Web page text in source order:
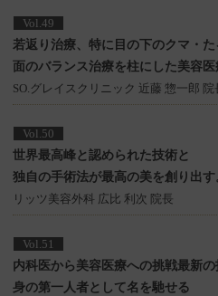
Vol.49
若返り治療、特に目の下のクマ・
面のバランス治療を柱にした美容
SO.グレイスクリニック 近藤 惣一郎 院
Vol.50
世界最高峰と認められた技術と
独自の手術法が最高の美を創り出す
リッツ美容外科 広比 利次 院長
Vol.51
内科医から美容医療への挑戦最新の
身の第一人者として名を馳せる